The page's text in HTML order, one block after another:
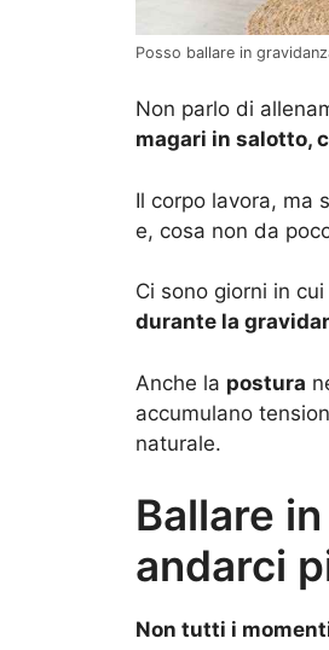
Posso ballare in
Non parlo di
magari in salotto,
Il corpo lavora, ma
e, cosa non da
Ci sono giorni in
durante la
Anche la postura
accumulano
naturale.
Ballare
andarci
Non tutti i